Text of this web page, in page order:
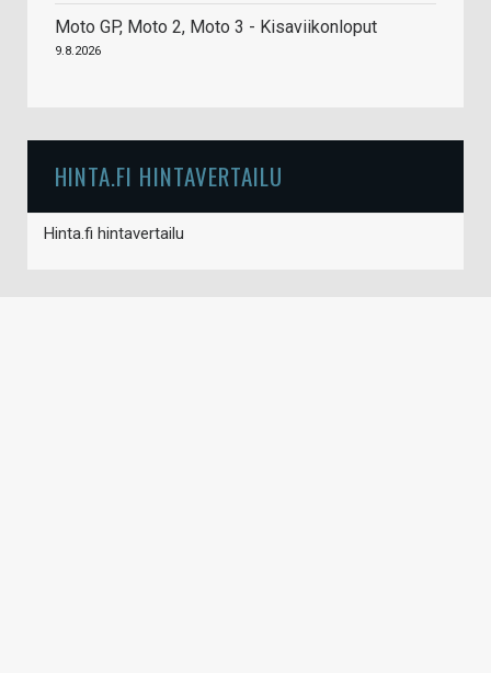
Moto GP, Moto 2, Moto 3 - Kisaviikonloput
9.8.2026
HINTA.FI HINTAVERTAILU
Hinta.fi hintavertailu